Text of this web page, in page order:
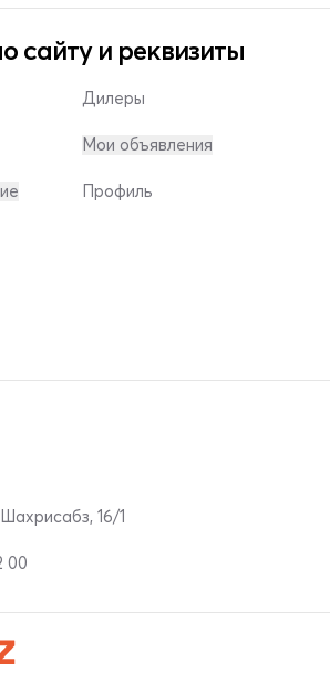
сайту и реквизиты
Дилеры
Мои объявления
Профиль
16/1
00